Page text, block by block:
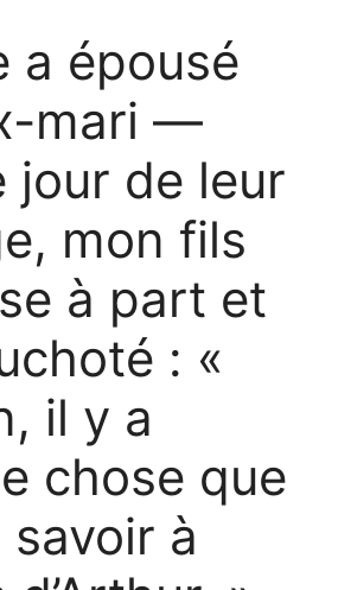
a épousé
mari —
jour de leur
mon fils
à part et
: «
il y a
chose que
à